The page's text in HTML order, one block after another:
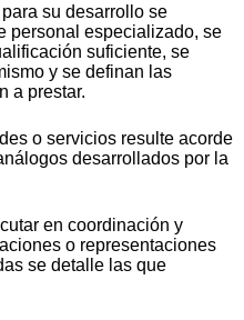
su desarrollo se
personal especializado, se
suficiente, se
y se definan las
a prestar.
o servicios resulte acorde
desarrollados por la
en coordinación y
o representaciones
se detalle las que